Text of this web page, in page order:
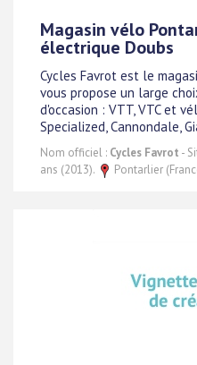
Magasin vélo
électrique Doubs
Cycles Favrot est le
vous propose un large
d'occasion : VTT, VTC et
Specialized, Cannondale,
Nom officiel : Cycles Favrot -
ans (2013).
Pontarlier